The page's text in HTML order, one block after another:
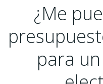
¿Me
para